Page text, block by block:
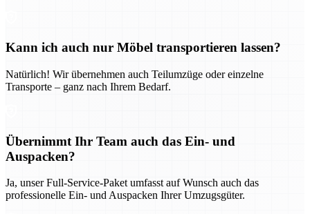
Kann ich auch nur Möbel transportieren lassen?
Natürlich! Wir übernehmen auch Teilumzüge oder einzelne
Transporte – ganz nach Ihrem Bedarf.
Übernimmt Ihr Team auch das Ein- und
Auspacken?
Ja, unser Full-Service-Paket umfasst auf Wunsch auch das
professionelle Ein- und Auspacken Ihrer Umzugsgüter.